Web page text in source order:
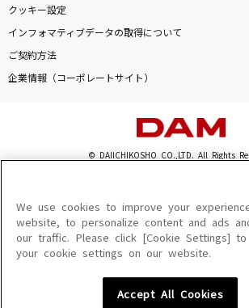
クッキー設定
インフォマティブデータの取得について
ご契約方法
企業情報（コーポレートサイト）
© DAIICHIKOSHO CO.,LTD. All Rights
このサイトに掲載されている一切の文章・画像・写真・動
を問わず、著作権法の定める範囲を超えて無断で複製、転
を禁じます。
楽曲及びコンテンツは、機種によりご利用いただけない場
楽曲及びコンテンツの配信日、配信内容が変更になる場合が
We use cookies to improve your
website, to personalize content and ads
our traffic. Please click [Cookie Settings] to
your cookie settings on our website.
Accept All Cookies